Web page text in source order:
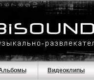
Видеоклипы